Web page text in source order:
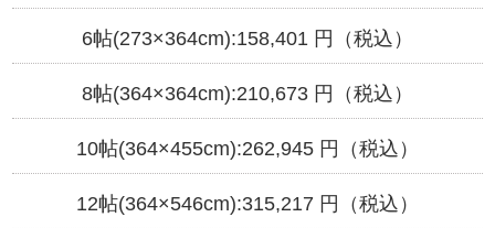
6帖(273×364cm):158,401 円（税込）
8帖(364×364cm):210,673円（税込）
10帖(364×455cm):262,945円（税込）
12帖(364×546cm):315,217 円（税込）